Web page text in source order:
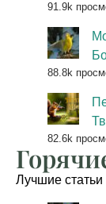
91.9k
88.8k
82.6k
Лучшие статьи